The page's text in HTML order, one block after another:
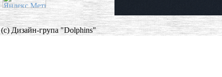
(c) Дизайн-група "Dolphins"